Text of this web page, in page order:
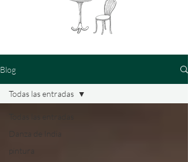
Blog
Danza de India
pintura
Todas las entradas